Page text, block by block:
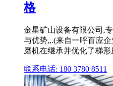
格
金星矿山设备有限公司,
与优势,,.(来自一呼百应
磨机在继承并优化了梯
联系电话: 180 3780 8511